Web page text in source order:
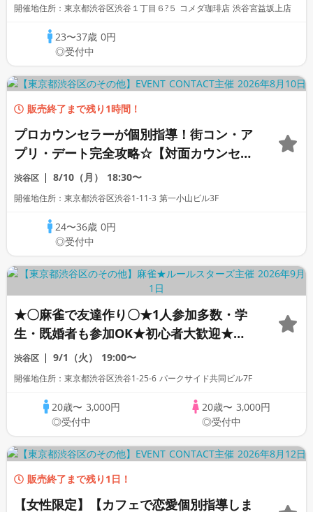
開催地住所：東京都渋谷区渋谷１丁目６?５ コメダ珈琲店 渋谷宮益坂上店
23〜37歳0円
◎受付中
販売終了まで残り1時間！
プロカウンセラーが個別指導！街コン・ア
プリ・デート完全攻略☆【対面カウンセリ
ング】
渋谷区 8/10（月） 18:30〜
開催地住所：東京都渋谷区渋谷1-11-3 第一小山ビル3F
24〜36歳0円
◎受付中
★〇麻雀で友達作り〇★1人参加多数・学
生・既婚者も参加OK★初心者大歓迎★初
心者向けリーグ戦★｜社会人友達作り麻雀
サークル☆ルールスターズ
渋谷区 9/1（火） 19:00〜
開催地住所：東京都渋谷区渋谷1-25-6 パークサイド共同ビル7F
20歳〜 3,000円
◎受付中
20歳〜 3,000円
◎受付中
販売終了まで残り1日！
【女性限定】【カフェで恋愛個別指導しま